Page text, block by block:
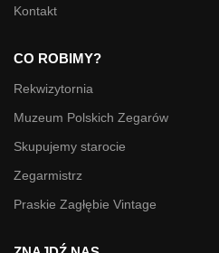
Kontakt
CO ROBIMY?
Rekwizytornia
Muzeum Polskich Zegarów
Skupujemy starocie
Zegarmistrz
Praskie Zagłębie Vintage